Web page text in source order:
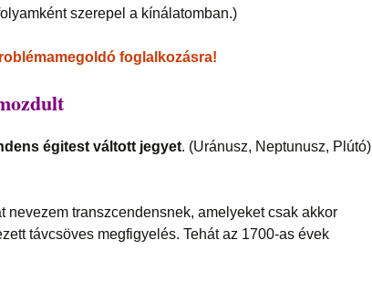
szerepel a kínálatomban.)
foglalkozásra!
égitest váltott jegyet. (Uránusz, Neptunusz, Plútó)
nevezem transzcendensnek, amelyeket csak akkor
távcsöves megfigyelés. Tehát az 1700-as évek